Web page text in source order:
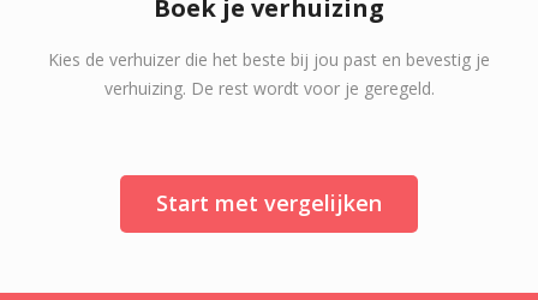
Boek je verhuizing
Kies de verhuizer die het beste bij jou past en bevestig je
verhuizing. De rest wordt voor je geregeld.
Start met vergelijken